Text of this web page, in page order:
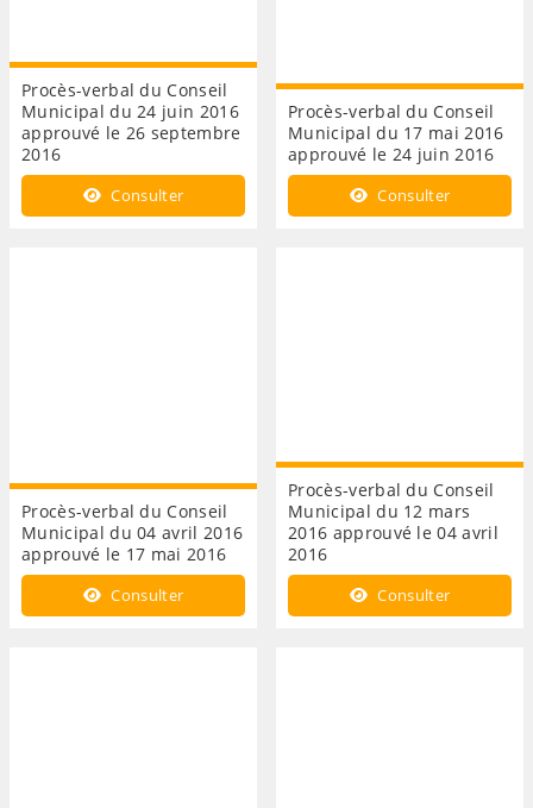
Procès-verbal du Conseil
Municipal du 24 juin 2016
approuvé le 26 septembre
2016
Consulter
Procès-verbal du Conseil
Municipal du 17 mai 2016
approuvé le 24 juin 2016
Consulter
Procès-verbal du Conseil
Municipal du 04 avril 2016
approuvé le 17 mai 2016
Consulter
Procès-verbal du Conseil
Municipal du 12 mars
2016 approuvé le 04 avril
2016
Consulter